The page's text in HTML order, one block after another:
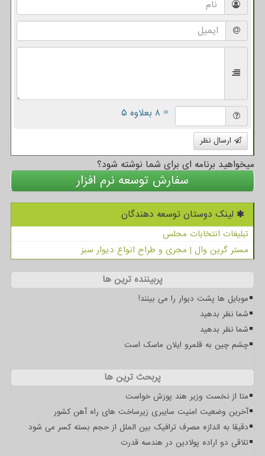
= ۸ بعلاوه ۵
ارسال نظر
میخواهید برنامه ای برای شما نوشته شود؟
سفارش توسعه نرم افزار
لینک دوستان توسعه دهندگان
تبلیغات انتخابات مجلس
مستر گرین وال | مجری و طراح انواع دیوار سبز
پربیننده ترین ها
موبایل ها پشت دیوار را می بینند!
شما نظر بدهید
شما نظر بدهید
چشم چین به قلمرو ایلان ماسک است
پربحث ترین ها
متا از نخست وزیر هند پوزش خواست
آخرین وضعیت امنیت سایبری زیرساخت های راه آهن کشور
دقیقا به اندازه مصرف ترافیک بین الملل از حجم بسته کسر می شود
تلاقی دو اراده پولادین در هندسه قدرت